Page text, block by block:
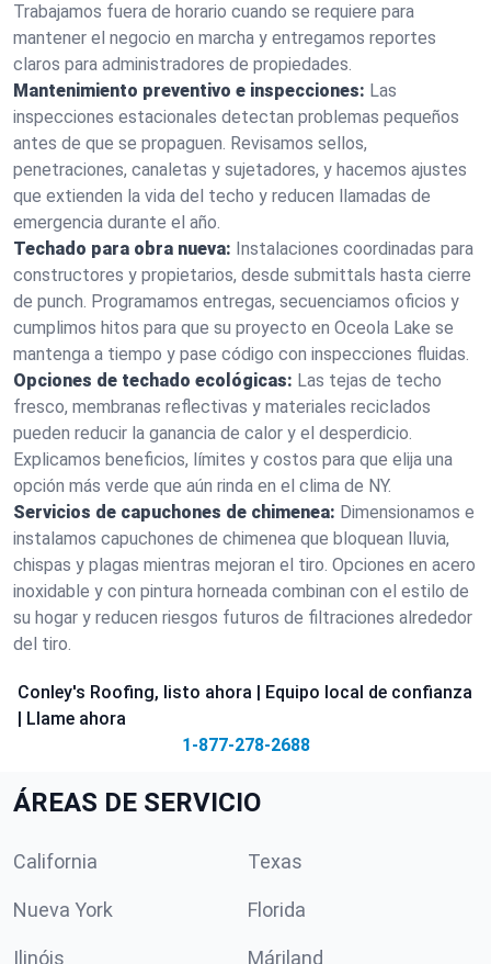
Trabajamos fuera de horario cuando se requiere para
mantener el negocio en marcha y entregamos reportes
claros para administradores de propiedades.
Mantenimiento preventivo e inspecciones: Las
inspecciones estacionales detectan problemas pequeños
antes de que se propaguen. Revisamos sellos,
penetraciones, canaletas y sujetadores, y hacemos ajustes
que extienden la vida del techo y reducen llamadas de
emergencia durante el año.
Techado para obra nueva: Instalaciones coordinadas para
constructores y propietarios, desde submittals hasta cierre
de punch. Programamos entregas, secuenciamos oficios y
cumplimos hitos para que su proyecto en Oceola Lake se
mantenga a tiempo y pase código con inspecciones fluidas.
Opciones de techado ecológicas: Las tejas de techo
fresco, membranas reflectivas y materiales reciclados
pueden reducir la ganancia de calor y el desperdicio.
Explicamos beneficios, límites y costos para que elija una
opción más verde que aún rinda en el clima de NY.
Servicios de capuchones de chimenea: Dimensionamos e
instalamos capuchones de chimenea que bloquean lluvia,
chispas y plagas mientras mejoran el tiro. Opciones en acero
inoxidable y con pintura horneada combinan con el estilo de
su hogar y reducen riesgos futuros de filtraciones alrededor
del tiro.
Conley's Roofing, listo ahora | Equipo local de confianza
| Llame ahora
1-877-278-2688
ÁREAS DE SERVICIO
California Texas
Nueva York Florida
Ilinóis Máriland